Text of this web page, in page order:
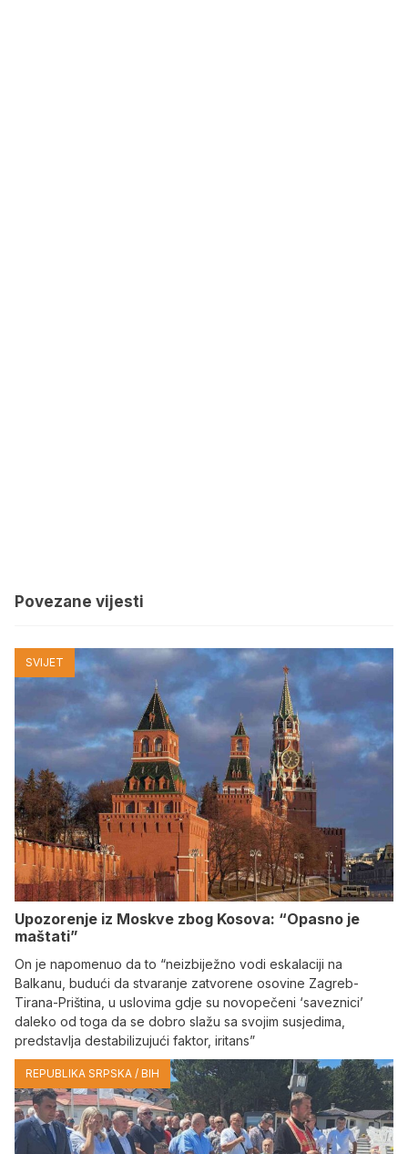
Povezane vijesti
SVIJET
Upozorenje iz Moskve zbog Kosova: “Opasno je
maštati”
On je napomenuo da to “neizbiježno vodi eskalaciji na
Balkanu, budući da stvaranje zatvorene osovine Zagreb-
Tirana-Priština, u uslovima gdje su novopečeni ‘saveznici’
daleko od toga da se dobro slažu sa svojim susjedima,
predstavlja destabilizujući faktor, iritans”
REPUBLIKA SRPSKA / BIH